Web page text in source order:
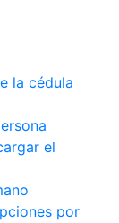
la cédula
el
por